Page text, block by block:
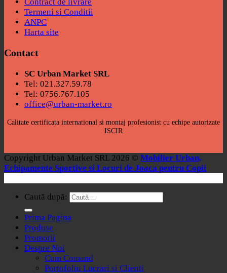
Termeni si Conditii
ANPC
Harta site
Contact
SC Urban Market SRL
Tel: 021.327.59.78
Tel: 0756.767.105
office@urban-market.ro
Calitate certificata international si montaj profesionist cu echipe autorizate
ISCIR
Copyright Urban Market SRL 2026 © Mobilier Urban,
Echipamente Sportive si Locuri de Joaca pentru Copii
Caută după:
Prima Pagina
Produse
Promotii
Despre Noi
Cum Comand
Portofoliu Lucrari si Clienti